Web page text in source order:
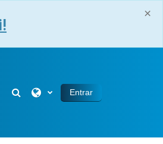
×
Alternar entrada de pesquisa
Entrar